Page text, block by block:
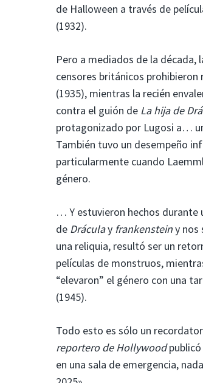
de Halloween a través de
(1932).
Pero a mediados de la década,
censores británicos
(1935), mientras la recién
contra el guión de La hija de
protagonizado por Lugosi a…
También tuvo un desempeño
particularmente cuando
género.
… Y estuvieron hechos durante
de Dráculay frankensteiny nos
una reliquia, resultó ser un
películas de monstruos,
“elevaron” el género con una
(1945).
Todo esto es sólo un
reportero de Hollywood
en una sala de emergencia,